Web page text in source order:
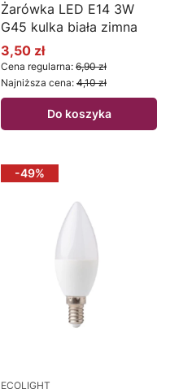
Żarówka LED E14 3W
G45 kulka biała zimna
Cena promocyjna
3,50 zł
Cena regularna: 6,90 zł
Najniższa cena: 4,10 zł
Do koszyka
-49%
ECOLIGHT